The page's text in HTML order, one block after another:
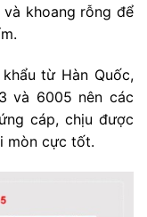
khoang rỗng để
từ Hàn Quốc,
và 6005 nên các
cáp, chịu được
mòn cực tốt.